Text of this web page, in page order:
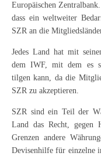
Europäischen
dass ein weltweiter
SZR an die
Jedes Land hat mit
dem IWF, mit dem es
tilgen kann, da die
SZR zu akzeptieren.
SZR sind ein Teil der
Land das Recht, gegen
Grenzen andere
Devisenhilfe für einzelne